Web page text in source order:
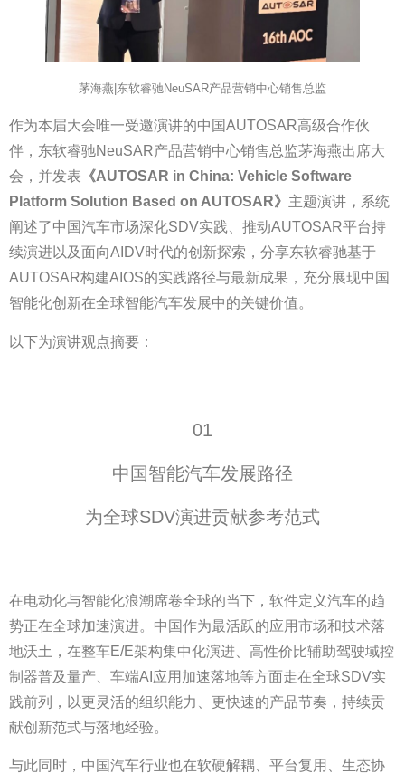
茅海燕|东软睿驰NeuSAR产品营销中心销售总监
作为本届大会唯一受邀演讲的中国AUTOSAR高级合作伙
伴，东软睿驰NeuSAR产品营销中心销售总监茅海燕出席大
会，并发表 《AUTOSAR in China: Vehicle Software
Platform Solution Based on AUTOSAR》 主题演讲 ， 系统
阐述了中国汽车市场深化SDV实践、推动AUTOSAR平台持
续演进以及面向AIDV时代的创新探索，分享东软睿驰基于
AUTOSAR构建AIOS的实践路径与最新成果，充分展现中国
智能化创新在全球智能汽车发展中的关键价值。
以下为演讲观点摘要：
01
中国智能汽车发展路径
为全球SDV演进贡献参考范式
在电动化与智能化浪潮席卷全球的当下，软件定义汽车的趋
势正在全球加速演进。中国作为最活跃的应用市场和技术落
地沃土，在整车E/E架构集中化演进、高性价比辅助驾驶域控
制器普及量产、车端AI应用加速落地等方面走在全球SDV实
践前列，以更灵活的组织能力、更快速的产品节奏，持续贡
献创新范式与落地经验。
与此同时，中国汽车行业也在软硬解耦、平台复用、生态协